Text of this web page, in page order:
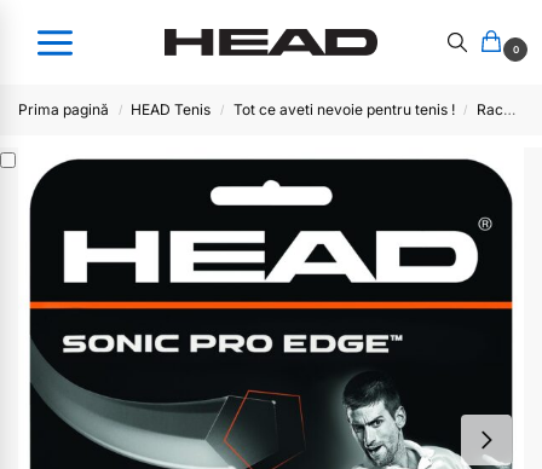
0
Prima pagină / HEAD Tenis / Tot ce aveti nevoie pentru tenis ! / Racordaje plic